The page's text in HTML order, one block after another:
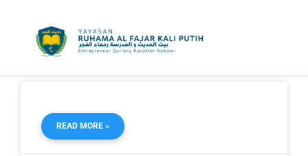
READ MORE »